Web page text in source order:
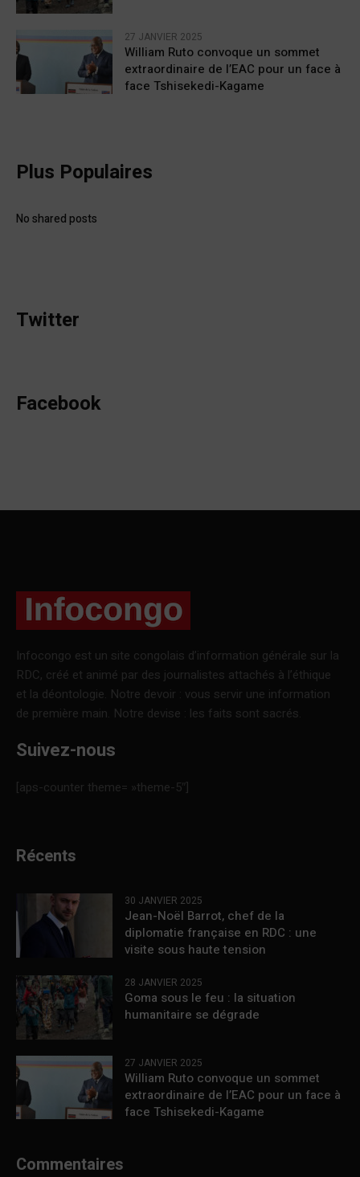
27 JANVIER 2025
William Ruto convoque un sommet
extraordinaire de l’EAC pour un face à
face Tshisekedi-Kagame
Plus Populaires
No shared posts
Twitter
Facebook
Infocongo est un site congolais d’information générale sur la
RDC, créé et animé par des journalistes attachés à l’éthique
et la déontologie. Notre devoir : vous servir une information
de première main. Notre devise : les faits sont sacrés.
Suivez-nous
[aps-counter theme= »theme-5″]
Récents
30 JANVIER 2025
Jean-Noël Barrot, chef de la
diplomatie française en RDC : une
visite sous haute tension
28 JANVIER 2025
Goma sous le feu : la situation
humanitaire se dégrade
27 JANVIER 2025
William Ruto convoque un sommet
extraordinaire de l’EAC pour un face à
face Tshisekedi-Kagame
Commentaires